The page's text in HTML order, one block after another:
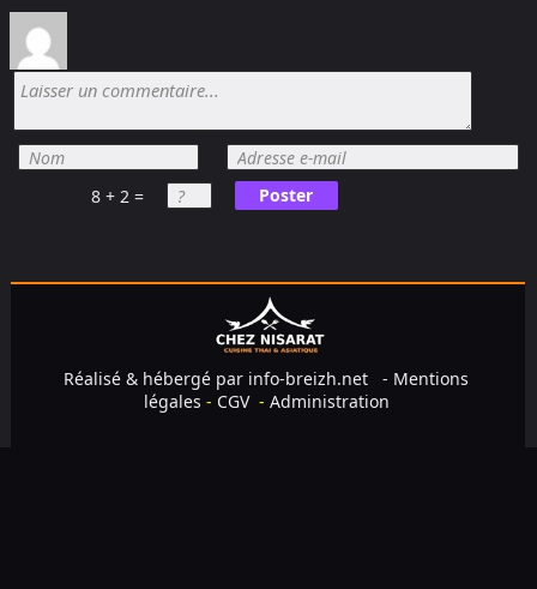
8 + 2 = Poster
Réalisé & hébergé par info-breizh.net - Mentions
légales - CGV- Administration